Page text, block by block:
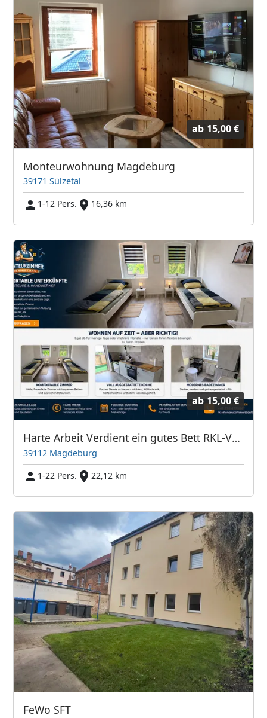
ab 15,00 €
Monteurwohnung Magdeburg
39171 Sülzetal
1-12 Pers.
16,36 km
ab 15,00 €
Harte Arbeit Verdient ein gutes Bett RKL-Vermietung
39112 Magdeburg
1-22 Pers.
22,12 km
FeWo SFT